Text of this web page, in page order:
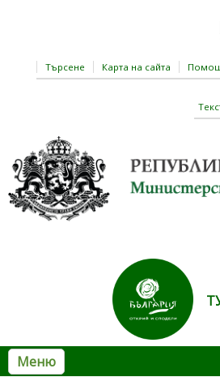
Търсене Карта на сайта
Меню